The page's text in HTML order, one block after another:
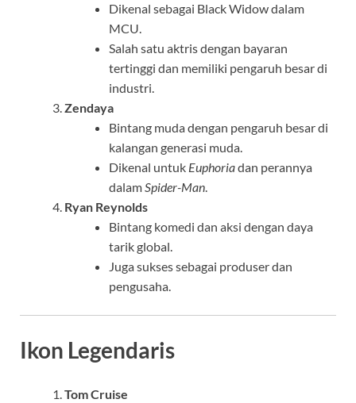
Dikenal sebagai Black Widow dalam
MCU.
Salah satu aktris dengan bayaran
tertinggi dan memiliki pengaruh besar di
industri.
Zendaya
Bintang muda dengan pengaruh besar di
kalangan generasi muda.
Dikenal untuk Euphoriadan perannya
dalamSpider-Man.
Ryan Reynolds
Bintang komedi dan aksi dengan daya
tarik global.
Juga sukses sebagai produser dan
pengusaha.
Ikon Legendaris
Tom Cruise